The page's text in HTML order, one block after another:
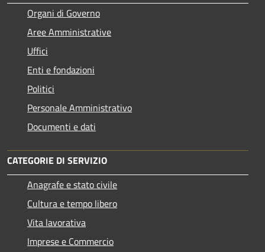
Organi di Governo
Aree Amministrative
Uffici
Enti e fondazioni
Politici
Personale Amministrativo
Documenti e dati
CATEGORIE DI SERVIZIO
Anagrafe e stato civile
Cultura e tempo libero
Vita lavorativa
Imprese e Commercio